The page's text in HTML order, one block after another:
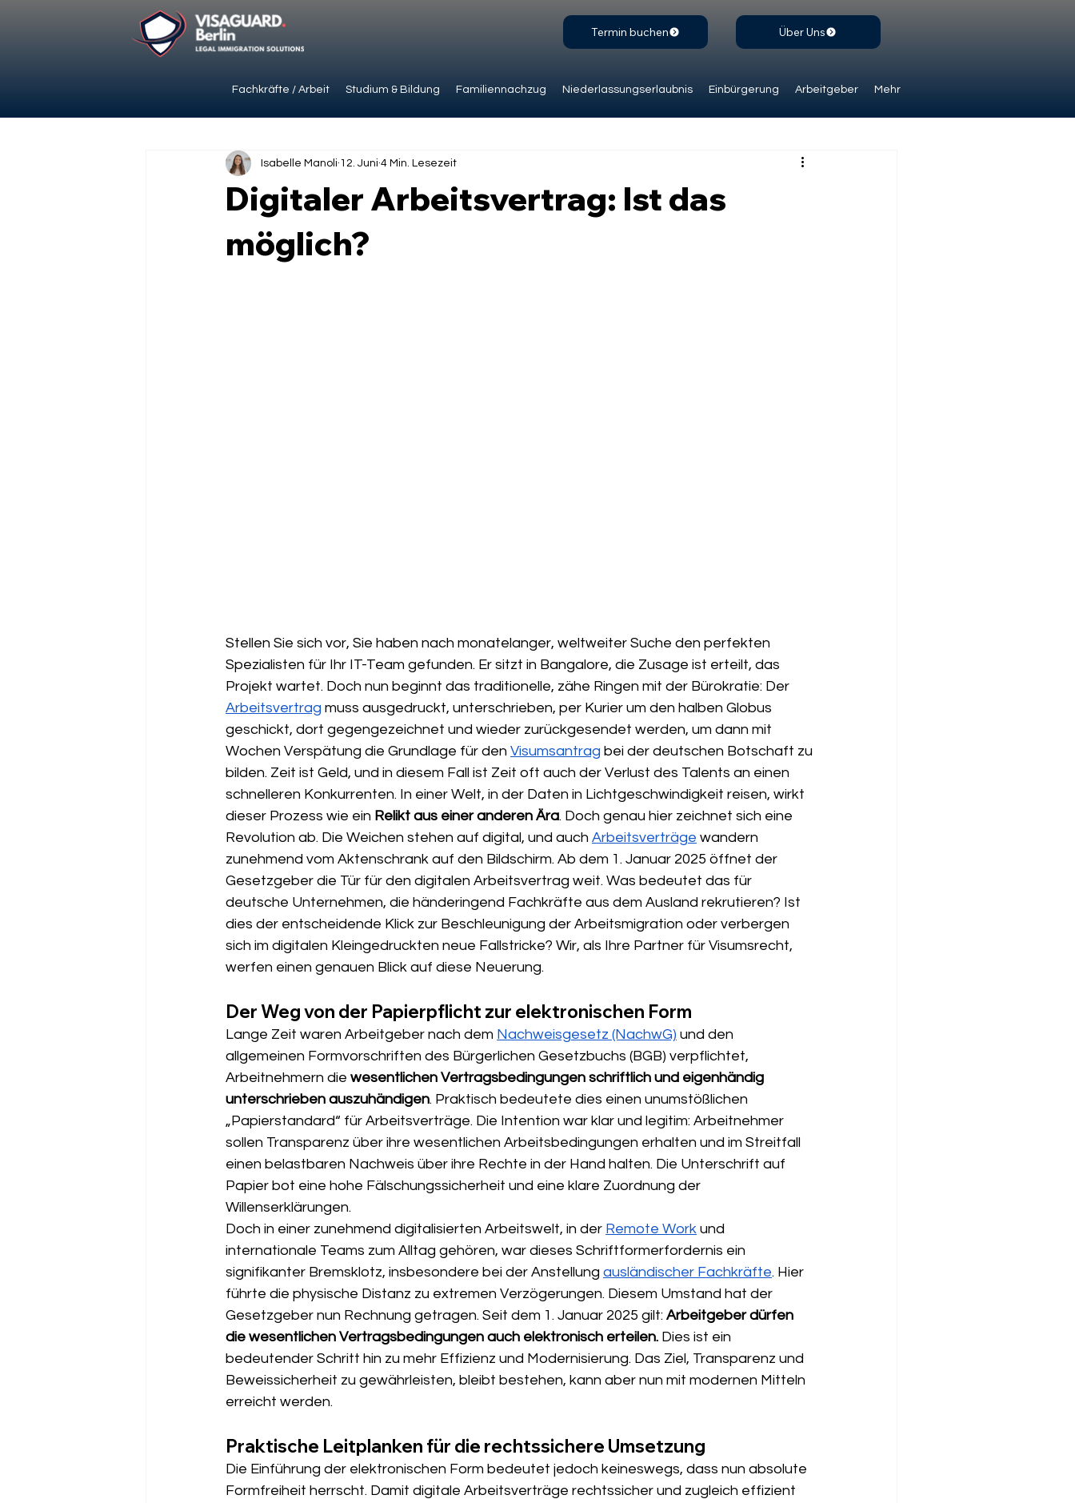
Fachkräfte / Arbeit Studium & Bildung Familiennachzug Niederlassungserlaubnis Einbürgerung Arbeitgeber Mehr
Termin buchen Über Uns
Digitaler Arbeitsvertrag: Ist das
möglich?
Isabelle Manoli 12. Juni 4 Min. Lesezeit
Stellen Sie sich vor, Sie haben nach monatelanger, weltweiter Suche den perfekten
Spezialisten für Ihr IT-Team gefunden. Er sitzt in Bangalore, die Zusage ist erteilt, das
Projekt wartet. Doch nun beginnt das traditionelle, zähe Ringen mit der Bürokratie: Der
Arbeitsvertrag muss ausgedruckt, unterschrieben, per Kurier um den halben Globus
geschickt, dort gegengezeichnet und wieder zurückgesendet werden, um dann mit
Wochen Verspätung die Grundlage für den Visumsantrag bei der deutschen Botschaft zu
bilden. Zeit ist Geld, und in diesem Fall ist Zeit oft auch der Verlust des Talents an einen
schnelleren Konkurrenten. In einer Welt, in der Daten in Lichtgeschwindigkeit reisen, wirkt
dieser Prozess wie ein Relikt aus einer anderen Ära. Doch genau hier zeichnet sich eine
Revolution ab. Die Weichen stehen auf digital, und auch Arbeitsverträge wandern
zunehmend vom Aktenschrank auf den Bildschirm. Ab dem 1. Januar 2025 öffnet der
Gesetzgeber die Tür für den digitalen Arbeitsvertrag weit. Was bedeutet das für
deutsche Unternehmen, die händeringend Fachkräfte aus dem Ausland rekrutieren? Ist
dies der entscheidende Klick zur Beschleunigung der Arbeitsmigration oder verbergen
sich im digitalen Kleingedruckten neue Fallstricke? Wir, als Ihre Partner für Visumsrecht,
werfen einen genauen Blick auf diese Neuerung.
Der Weg von der Papierpflicht zur elektronischen Form
Lange Zeit waren Arbeitgeber nach dem Nachweisgesetz (NachwG) und den
allgemeinen Formvorschriften des Bürgerlichen Gesetzbuchs (BGB) verpflichtet,
Arbeitnehmern die wesentlichen Vertragsbedingungen schriftlich und eigenhändig
unterschrieben auszuhändigen. Praktisch bedeutete dies einen unumstößlichen
„Papierstandard“ für Arbeitsverträge. Die Intention war klar und legitim: Arbeitnehmer
sollen Transparenz über ihre wesentlichen Arbeitsbedingungen erhalten und im Streitfall
einen belastbaren Nachweis über ihre Rechte in der Hand halten. Die Unterschrift auf
Papier bot eine hohe Fälschungssicherheit und eine klare Zuordnung der
Willenserklärungen.
Doch in einer zunehmend digitalisierten Arbeitswelt, in der Remote Work und
internationale Teams zum Alltag gehören, war dieses Schriftformerfordernis ein
signifikanter Bremsklotz, insbesondere bei der Anstellung ausländischer Fachkräfte. Hier
führte die physische Distanz zu extremen Verzögerungen. Diesem Umstand hat der
Gesetzgeber nun Rechnung getragen. Seit dem 1. Januar 2025 gilt: Arbeitgeber dürfen
die wesentlichen Vertragsbedingungen auch elektronisch erteilen. Dies ist ein
bedeutender Schritt hin zu mehr Effizienz und Modernisierung. Das Ziel, Transparenz und
Beweissicherheit zu gewährleisten, bleibt bestehen, kann aber nun mit modernen Mitteln
erreicht werden.
Praktische Leitplanken für die rechtssichere Umsetzung
Die Einführung der elektronischen Form bedeutet jedoch keineswegs, dass nun absolute
Formfreiheit herrscht. Damit digitale Arbeitsverträge rechtssicher und zugleich effizient